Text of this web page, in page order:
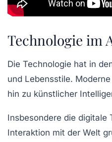
Technologie im
Die Technologie hat in
und Lebensstile.
hin zu künstlicher
Insbesondere die digitale
Interaktion mit der Welt